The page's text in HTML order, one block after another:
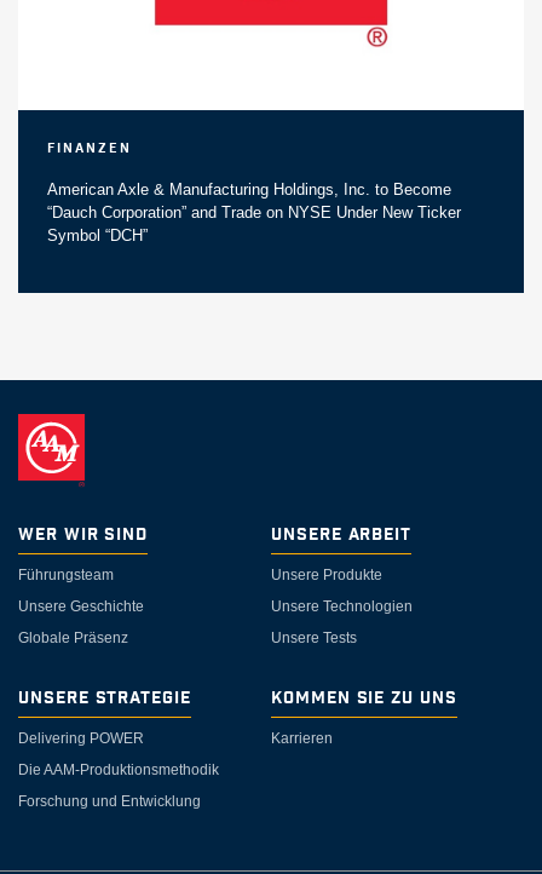
Finanzen
American Axle & Manufacturing Holdings, Inc. to Become
“Dauch Corporation” and Trade on NYSE Under New Ticker
Symbol “DCH”
Wer wir sind
Führungsteam
Unsere Geschichte
Globale Präsenz
Unsere Arbeit
Unsere Produkte
Unsere Technologien
Unsere Tests
Unsere Strategie
Delivering POWER
Die AAM-Produktionsmethodik
Forschung und Entwicklung
Kommen Sie zu uns
Karrieren